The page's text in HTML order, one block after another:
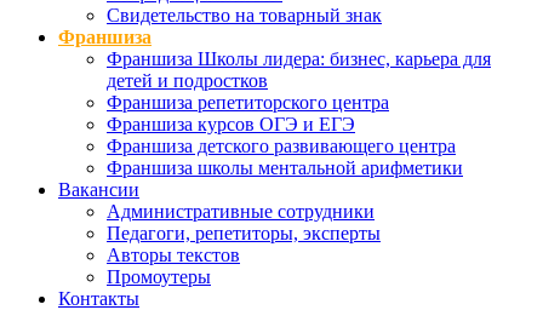
Свидетельство на товарный знак
Франшиза
Франшиза Школы лидера: бизнес, карьера для
детей и подростков
Франшиза репетиторского центра
Франшиза курсов ОГЭ и ЕГЭ
Франшиза детского развивающего центра
Франшиза школы ментальной арифметики
Вакансии
Административные сотрудники
Педагоги, репетиторы, эксперты
Авторы текстов
Промоутеры
Контакты